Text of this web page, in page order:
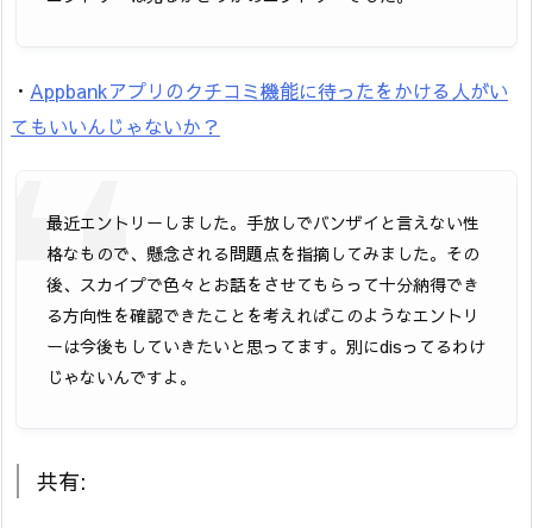
・ Appbankアプリのクチコミ機能に待ったをかける人がい
てもいいんじゃないか？
最近エントリーしました。手放しでバンザイと言えない性
格なもので、懸念される問題点を指摘してみました。その
後、スカイプで色々とお話をさせてもらって十分納得でき
る方向性を確認できたことを考えればこのようなエントリ
ーは今後もしていきたいと思ってます。別にdisってるわけ
じゃないんですよ。
共有: